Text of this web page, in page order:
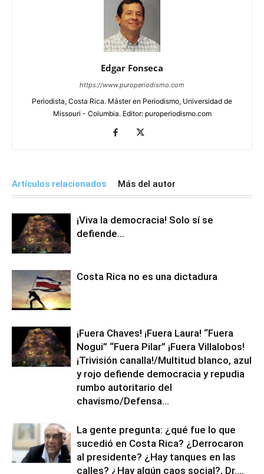
Edgar Fonseca
https://www.puroperiodismo.com
Periodista, Costa Rica. Máster en Periodismo, Universidad de
Missouri - Columbia. Editor: puroperiodismo.com
Artículos relacionados Más del autor
¡Viva la democracia! Solo sí se
defiende…
Costa Rica no es una dictadura
¡Fuera Chaves! ¡Fuera Laura! “Fuera
Nogui” “Fuera Pilar” ¡Fuera Villalobos!
¡Trivisión canalla!/Multitud blanco, azul
y rojo defiende democracia y repudia
rumbo autoritario del
chavismo/Defensa...
La gente pregunta: ¿qué fue lo que
sucedió en Costa Rica? ¿Derrocaron
al presidente? ¿Hay tanques en las
calles? ¿Hay algún caos social?, Dr....